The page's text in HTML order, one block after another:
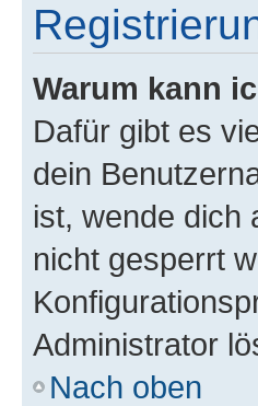
Warum kann
Dafür gibt es
dein
ist, wende dich
nicht gesperrt
Administrator
Nach oben